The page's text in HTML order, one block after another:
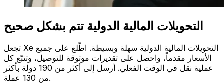
التحويلات المالية الدولية تتم بشكل صحيح
تجعل Xe التحويلات المالية الدولية سهلة وبسيطة. اطّلع على جميع
الأسعار مقدماً، واحصل على تقديرات موثوقة للتوصيل، وتتبّع كل
عملية نقل في الوقت الفعلي. أرسل إلى أكثر من 190 دولة بأكثر
من 130 عملة.